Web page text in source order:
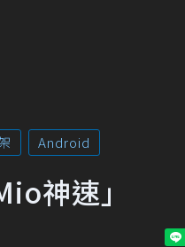
Android
神速」